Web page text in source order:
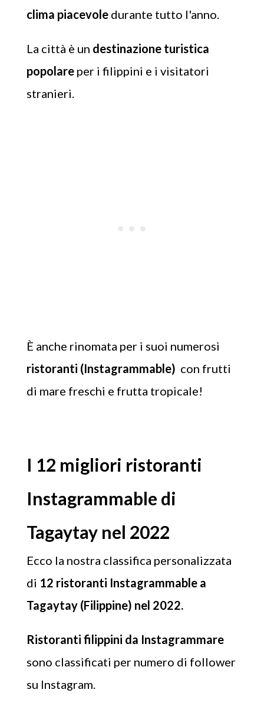
clima piacevoledurante tutto l'anno.
La città è un destinazione turistica
popolareper i filippini e i visitatori
stranieri.
È anche rinomata per i suoi numerosi
ristoranti (Instagrammable) con frutti
di mare freschi e frutta tropicale!
I 12 migliori ristoranti
Instagrammable di
Tagaytay nel 2022
Ecco la nostra classifica personalizzata
di 12 ristoranti Instagrammable a
Tagaytay (Filippine) nel 2022.
Ristoranti filippini da Instagrammare
sono classificati per numero di follower
su Instagram.